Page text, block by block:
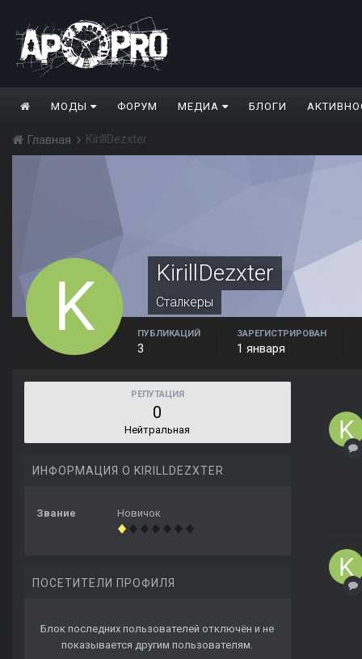
МОДЫ ФОРУМ МЕДИА БЛОГИ
Главная KirillDezxter
KirillDezxter
Сталкеры
ПУБЛИКАЦИЙ
3
ЗАРЕГИСТРИРОВАН
1 января
РЕПУТАЦИЯ
0
Нейтральная
ИНФОРМАЦИЯ О KIRILLDEZXTER
Звание Новичок
ПОСЕТИТЕЛИ ПРОФИЛЯ
Блок последних пользователей отключён и не
показывается другим пользователям.